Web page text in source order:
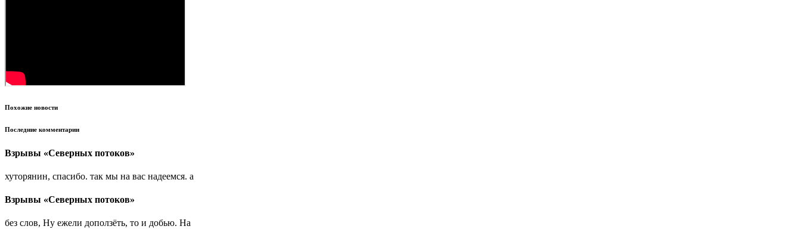
Похожие новости
Последние комментарии
Взрывы «Северных потоков»
хуторянин, спасибо. так мы на вас надеемся. а
Взрывы «Северных потоков»
без слов, Ну ежели доползёть, то и добью. На